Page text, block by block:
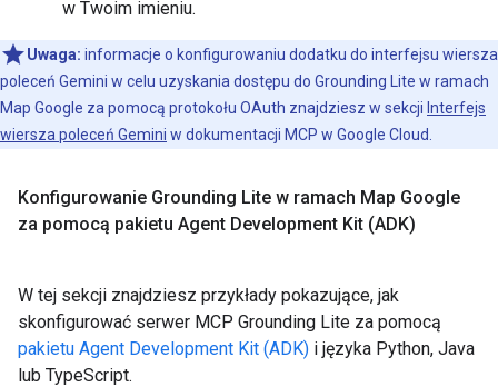
w Twoim imieniu.
Uwaga: informacje o konfigurowaniu dodatku do interfejsu wiersza
poleceń Gemini w celu uzyskania dostępu do Grounding Lite w ramach
Map Google za pomocą protokołu OAuth znajdziesz w sekcji Interfejs
wiersza poleceń Gemini w dokumentacji MCP w Google Cloud.
Konfigurowanie Grounding Lite w ramach Map Google
za pomocą pakietu Agent Development Kit (ADK)
W tej sekcji znajdziesz przykłady pokazujące, jak
skonfigurować serwer MCP Grounding Lite za pomocą
pakietu Agent Development Kit (ADK) i języka Python, Java
lub TypeScript.